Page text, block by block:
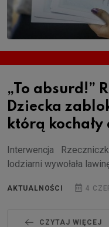
„To absurd!”
Dziecka
którą kochały
Interwencja
lodziarni wywołała
AKTUALNOŚCI 4
CZYTAJ WIĘCEJ